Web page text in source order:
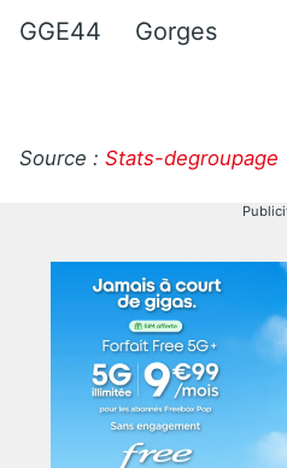
GGE44 Gorges
Source : Stats-degroupage